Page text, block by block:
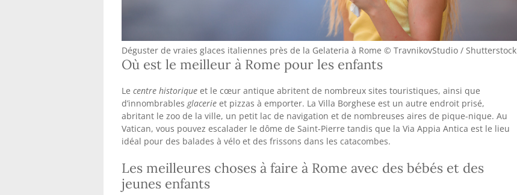
Déguster de vraies glaces italiennes près de la Gelateria à Rome © TravnikovStudio / Shutterstock
Où est le meilleur à Rome pour les enfants
Le centre historique et le cœur antique abritent de nombreux sites touristiques, ainsi que
d’innombrables glacerie et pizzas à emporter. La Villa Borghese est un autre endroit prisé,
abritant le zoo de la ville, un petit lac de navigation et de nombreuses aires de pique-nique. Au
Vatican, vous pouvez escalader le dôme de Saint-Pierre tandis que la Via Appia Antica est le lieu
idéal pour des balades à vélo et des frissons dans les catacombes.
Les meilleures choses à faire à Rome avec des bébés et des
jeunes enfants